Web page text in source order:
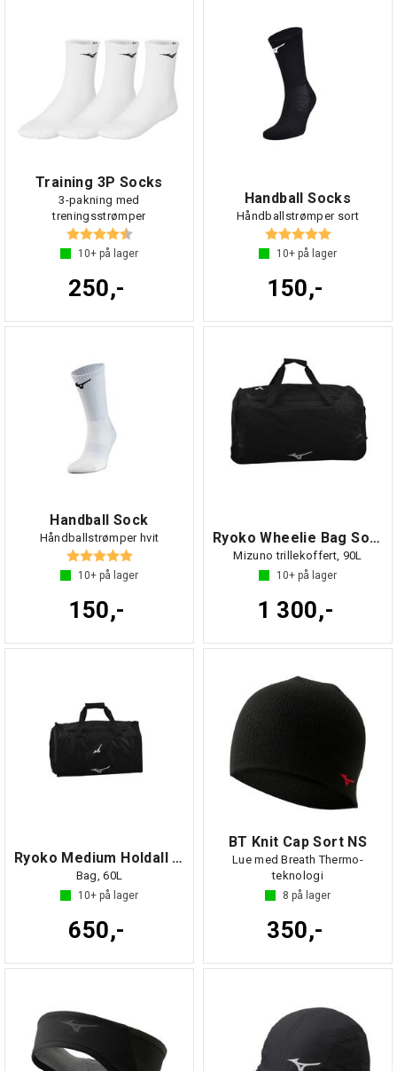
Training 3P Socks
3-pakning med
treningsstrømper
Karakter: 4.6 av 5 mulige
10+ på lager
250,-
Handball Socks
Håndballstrømper sort
Karakter: 5.0 av 5
10+ på lager
150,-
Handball Sock
Håndballstrømper hvit
Karakter: 5.0 av 5 mulige
10+ på lager
150,-
Ryoko Wheelie Bag Sort NS
Mizuno trillekoffert, 90L
10+ på lager
1 300,-
Ryoko Medium Holdall Sort NS
Bag, 60L
10+ på lager
650,-
BT Knit Cap Sort NS
Lue med Breath Thermo-
teknologi
8 på lager
350,-